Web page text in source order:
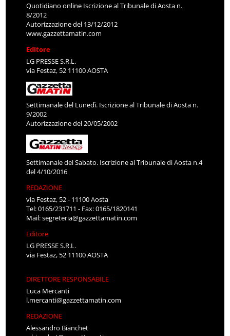
Quotidiano online Iscrizione al Tribunale di Aosta n.
8/2012
Autorizzazione del 13/12/2012
www.gazzettamatin.com
Editore
LG PRESSE S.R.L.
via Festaz, 52 11100 AOSTA
Settimanale del Lunedì. Iscrizione al Tribunale di Aosta n.
9/2002
Autorizzazione del 20/05/2002
Settimanale del Sabato. Iscrizione al Tribunale di Aosta n.4
del 4/10/2016
REDAZIONE
via Festaz, 52 - 11100 Aosta
Tel: 0165/231711 - Fax: 0165/1820141
Mail:segreteria@gazzettamatin.com
Editore
LG PRESSE S.R.L.
via Festaz, 52 11100 AOSTA
DIRETTORE RESPONSABILE
Luca Mercanti
l.mercanti@gazzettamatin.com
REDAZIONE
Alessandro Bianchet